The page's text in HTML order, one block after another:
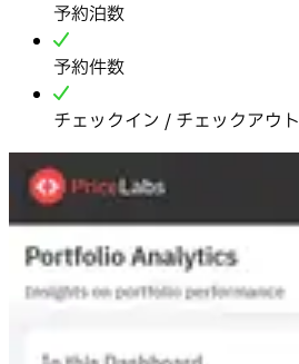
予約泊数
予約件数
チェックイン / チェックアウト